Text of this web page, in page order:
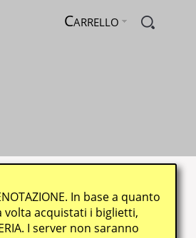
Carrello
In base a quanto
volta acquistati i biglietti,
I server non saranno